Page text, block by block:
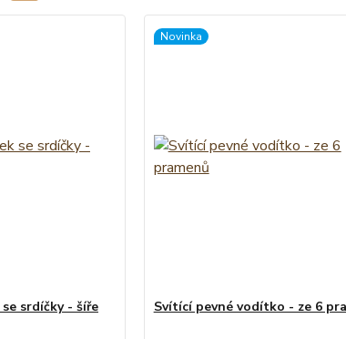
srdíčky - šíře
Novinka
Svítící pevné vodítko - ze 6